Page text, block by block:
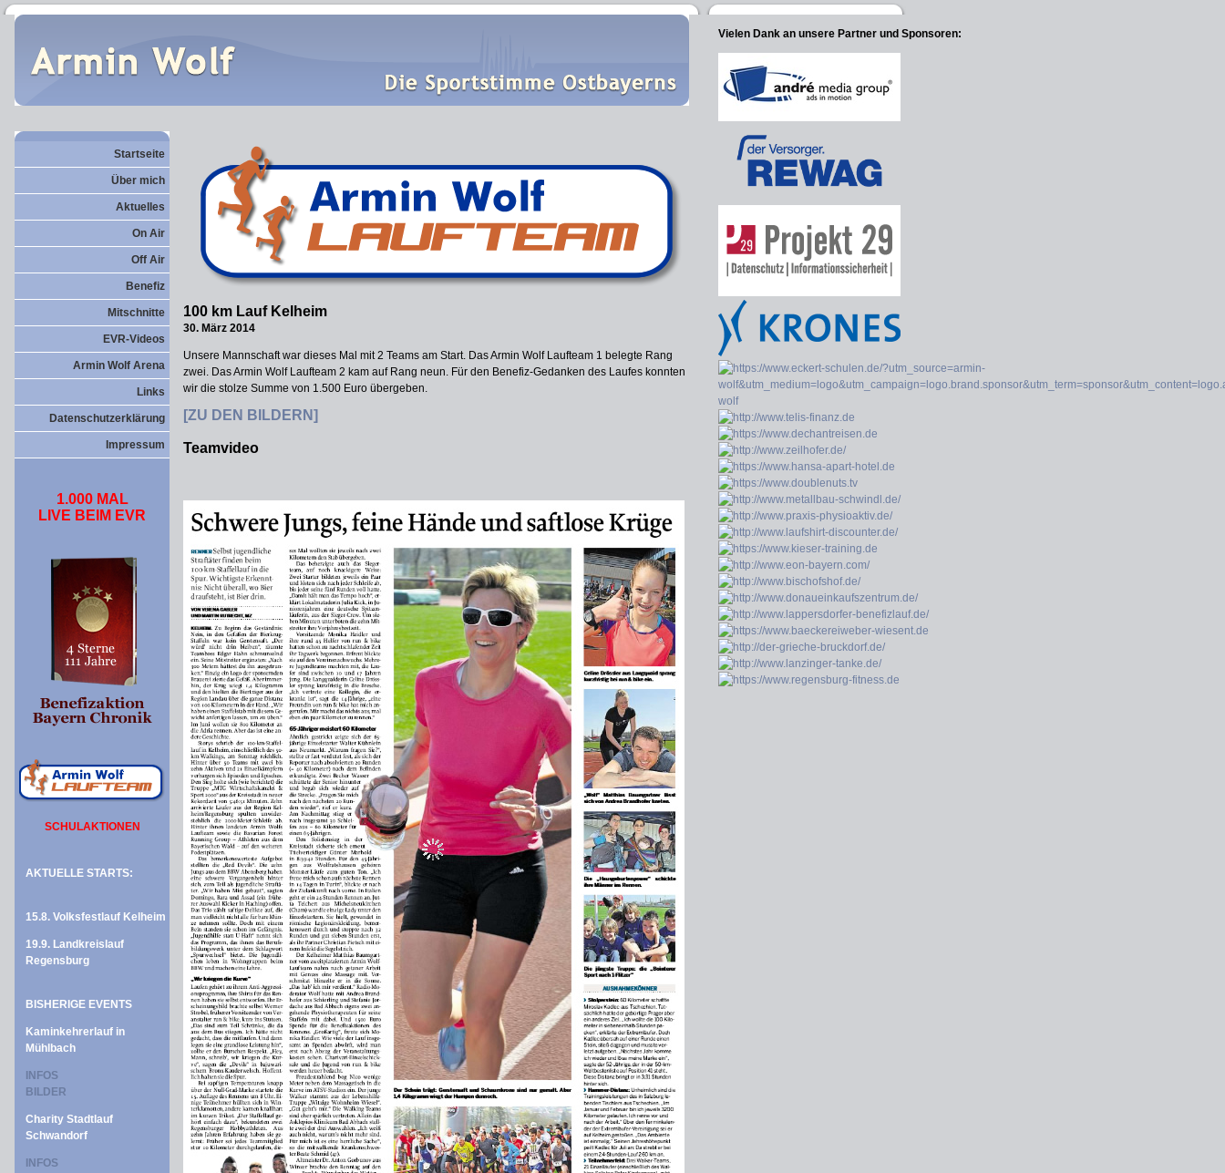
Startseite
Über mich
Aktuelles
On Air
Off Air
Benefiz
Mitschnitte
EVR-Videos
Armin Wolf Arena
Links
Datenschutzerklärung
Impressum
1.000 MAL
LIVE BEIM EVR
SCHULAKTIONEN
AKTUELLE STARTS:
15.8. Volksfestlauf Kelheim
19.9. Landkreislauf
Regensburg
BISHERIGE EVENTS
Kaminkehrerlauf in
Mühlbach
INFOS
BILDER
Charity Stadtlauf
Schwandorf
INFOS
100 km Lauf Kelheim
30. März 2014
Unsere Mannschaft war dieses Mal mit 2 Teams am Start. Das Armin Wolf Laufteam 1 belegte Rang
zwei. Das Armin Wolf Laufteam 2 kam auf Rang neun. Für den Benefiz-Gedanken des Laufes konnten
wir die stolze Summe von 1.500 Euro übergeben.
[ZU DEN BILDERN]
Teamvideo
Vielen Dank an unsere Partner und Sponsoren: